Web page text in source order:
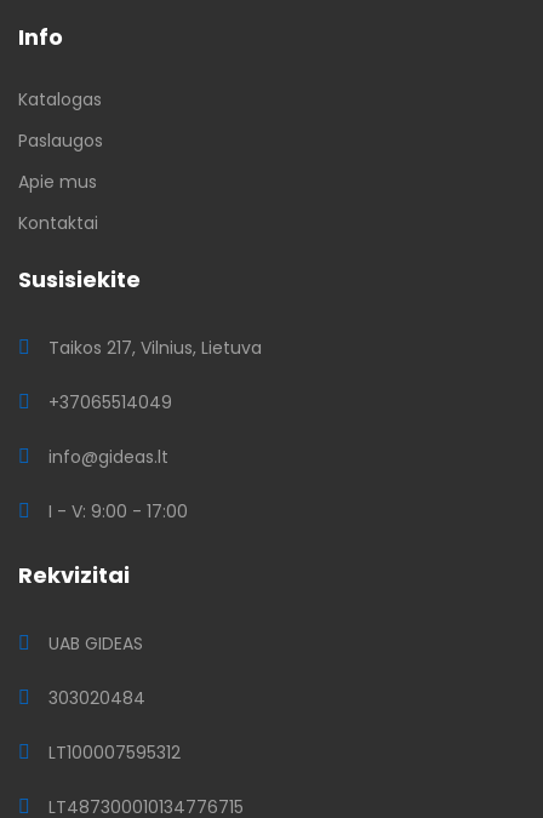
Info
Katalogas
Paslaugos
Apie mus
Kontaktai
Susisiekite
Taikos 217, Vilnius, Lietuva
+37065514049
info@gideas.lt
I - V: 9:00 - 17:00
Rekvizitai
UAB GIDEAS
303020484
LT100007595312
LT487300010134776715